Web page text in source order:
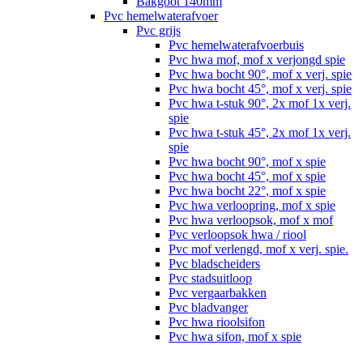
Pvc hemelwaterafvoer
Pvc grijs
Pvc hemelwaterafvoerbuis
Pvc hwa mof, mof x verjongd spie
Pvc hwa bocht 90°, mof x verj. spie
Pvc hwa bocht 45°, mof x verj. spie
Pvc hwa t-stuk 90°, 2x mof 1x verj.
spie
Pvc hwa t-stuk 45°, 2x mof 1x verj.
spie
Pvc hwa bocht 90°, mof x spie
Pvc hwa bocht 45°, mof x spie
Pvc hwa bocht 22°, mof x spie
Pvc hwa verloopring, mof x spie
Pvc hwa verloopsok, mof x mof
Pvc verloopsok hwa / riool
Pvc mof verlengd, mof x verj. spie.
Pvc bladscheiders
Pvc stadsuitloop
Pvc vergaarbakken
Pvc bladvanger
Pvc hwa rioolsifon
Pvc hwa sifon, mof x spie